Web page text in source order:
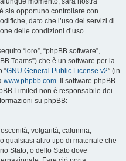
sia opportuno controllare con
dato che l’uso dei servizi di
delle condizioni d’uso.
“loro”, “phpBB software”,
Teams”) che è un software per la
“GNU General Public License v2” (in
www.phpbb.com. Il software phpBB
Limited non è responsabile dei
su phpBB:
volgarità, calunnia,
qualsiasi altro tipo di materiale che
Stato, o dello Stato dove